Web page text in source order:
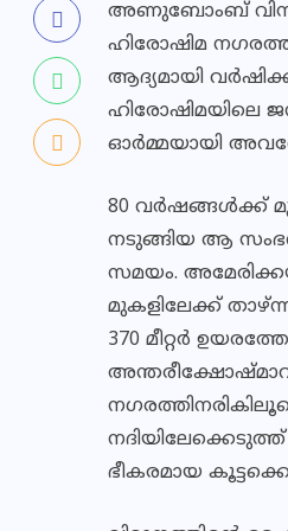
അണുബോംബ്
ഹിരോഷിമ
ആദ്യമായി
ഹിരോഷിമയിലെ
ഓര്‍മ്മയായി
80 വര്‍ഷങ്ങള്‍ക്ക്
നടുങ്ങിയ ആ
സമയം.
മുകളിലേക്ക്
370 മീറ്റര്‍
നദിയിലേക്കെടുത്ത്
ഭീകരമായ